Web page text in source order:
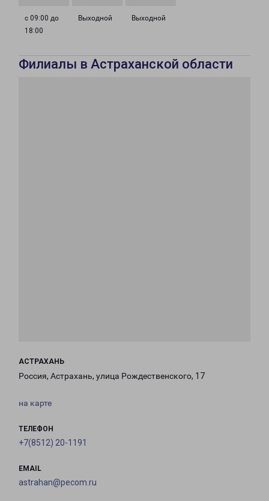
с 09:00 до
18:00
Выходной Выходной
Филиалы в Астраханской области
АСТРАХАНЬ
Россия, Астрахань, улица Рождественского, 17
на карте
ТЕЛЕФОН
+7(8512) 20-1191
EMAIL
astrahan@pecom.ru